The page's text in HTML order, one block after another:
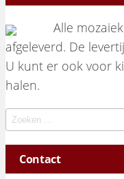
Alle
afgeleverd. De
U kunt er ook voor
halen.
Zoeken naar:
Contact